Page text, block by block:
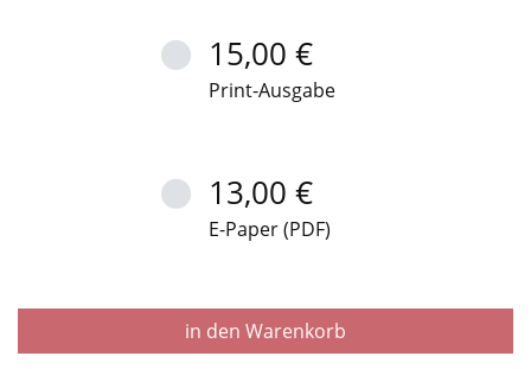
15,00 €
Print-Ausgabe
13,00 €
E-Paper (PDF)
in den Warenkorb